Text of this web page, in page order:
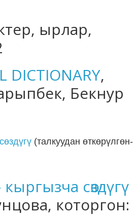
ырлар,
DICTIONARY,
Бекнур
(талкуудан өткөрүлгөн-
сөздүгү
которгон: